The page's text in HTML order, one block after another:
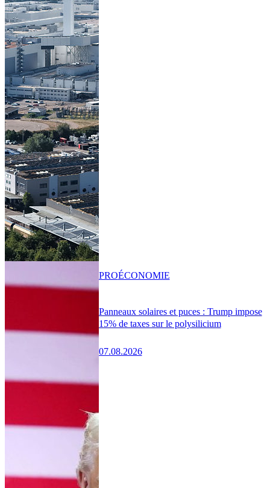
Panneaux solaires et puces : Trump impose
15% de taxes sur le polysilicium
07.08.2026
PROÉCONOMIE